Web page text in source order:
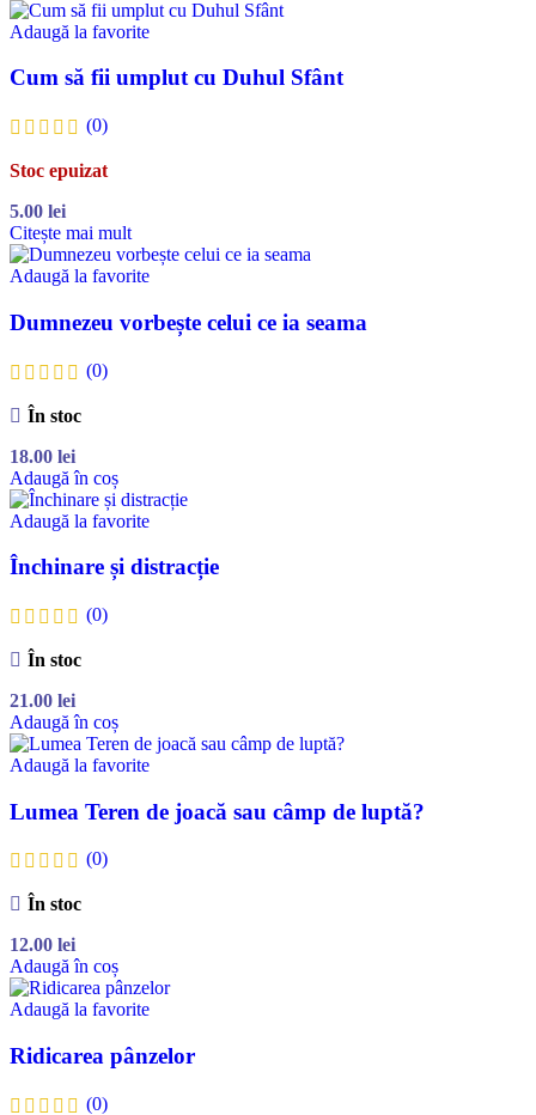
Adaugă la favorite
Cum să fii umplut cu Duhul Sfânt
(0)
Stoc epuizat
5.00 lei
Citește mai mult
Adaugă la favorite
Dumnezeu vorbește celui ce ia seama
(0)
În stoc
18.00 lei
Adaugă în coș
Adaugă la favorite
Închinare și distracție
(0)
În stoc
21.00 lei
Adaugă în coș
Adaugă la favorite
Lumea Teren de joacă sau câmp de luptă?
(0)
În stoc
12.00 lei
Adaugă în coș
Adaugă la favorite
Ridicarea pânzelor
(0)